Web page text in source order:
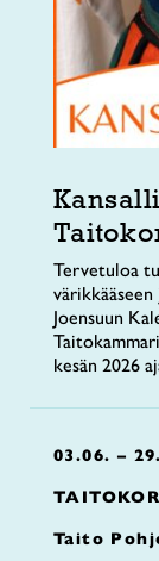
Tervetuloa
värikkääseen
Joensuun
kesän 2026
03.06. –
Taito